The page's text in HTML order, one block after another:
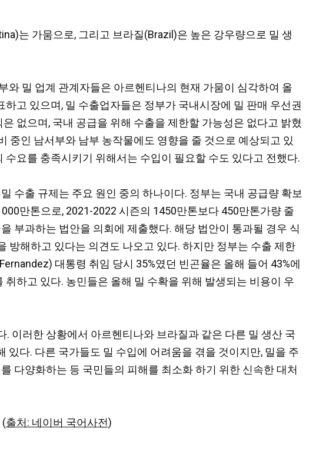
는 가뭄으로, 그리고 브라질(Brazil)은 높은 강우량으로 밀 생
와 밀 업계 관계자들은 아르헨티나의 현재 가뭄이 심각하여 올
고 있으며, 밀 수출업자들은 정부가 국내시장에 밀 판매 우선권
없으며, 국내 공급을 위해 수출을 제한할 가능성은 없다고 밝혔
중인 남서부와 남부 농작물에도 영향을 줄 것으로 예상되고 있
요를 충족시키기 위해서는 수입이 필요할 수도 있다고 전했다.
수출 규제는 주요 원인 중의 하나이다. 정부는 국내 공급량 확보
만톤으로, 2021-2022 시즌의 1450만톤보다 450만톤가량 줄
부과하는 법안을 의회에 제출했다. 해당 법안이 통과될 경우 식
방해하고 있다는 의견도 나오고 있다. 하지만 정부는 수출 제한
대통령 취임 당시 35%였던 빈곤율은 올해 들어 43%에
하고 있다. 농민들은 올해 밀 수확을 위해 발생되는 비용이 우
이러한 상황에서 아르헨티나와 브라질과 같은 다른 밀 생산 국
다. 다른 국가들도 밀 수입에 어려움을 겪을 것이지만, 밀을 주
다양화하는 등 국민들의 피해를 최소화 하기 위한 신속한 대처
(출처: 네이버 국어사전)